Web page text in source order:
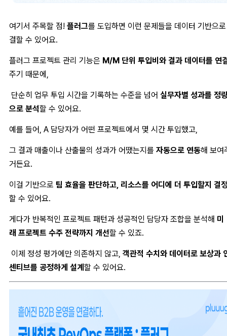
여기서 주목할 점! 플러그를 도입하면 이런 문제들을 데이터 기반으
결할 수 있어요.
플러그 프로젝트 관리 기능은 M/M 단위 투입비와 결과 데이터를 연
주기 때문에,
단순히 업무 투입 시간을 기록하는 수준을 넘어 실무자별 성과를 정
으로 분석할 수 있어요.
예를 들어, A 담당자가 어떤 프로젝트에서 몇 시간 투입했고,
그 결과 매출이나 산출물의 성과가 어땠는지를 자동으로 연동해 보여
거든요.
이걸 기반으로 팀 효율을 판단하고, 리소스를 어디에 더 투입할지 결
할 수 있어요.
게다가 반복적인 프로젝트 패턴과 성공적인 담당자 조합을 분석해 미
래 프로젝트 수주 전략까지 개선할 수 있죠.
이제 정성 평가에만 의존하지 않고, 객관적 수치와 데이터로 보상과
센티브를 공정하게 설계 할 수 있어요.